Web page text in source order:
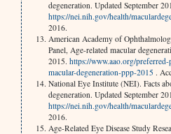
degeneration. Updated September
https://nei.nih.gov/health/
2016.
American Academy of
Panel, Age-related macular
2015. https://www.aao.org/
macular-degeneration-ppp-2015 .
National Eye Institute (NEI). Facts
degeneration. Updated September
https://nei.nih.gov/health/
2016.
Age-Related Eye Disease Study